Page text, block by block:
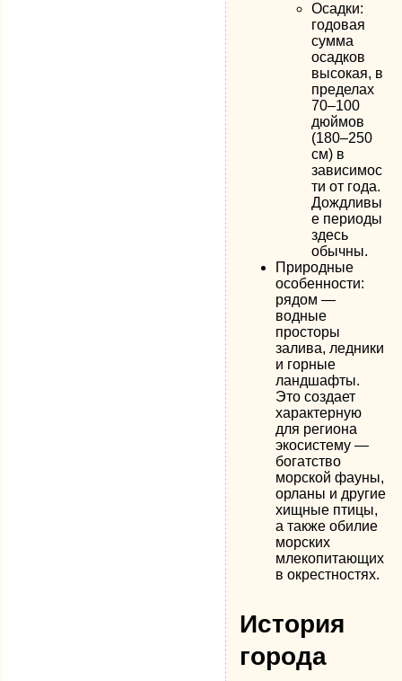
Осадки:
годовая
сумма
осадков
высокая, в
пределах
70–100
дюймов
(180–250
см) в
зависимос
ти от года.
Дождливы
е периоды
здесь
обычны.
Природные
особенности:
рядом —
водные
просторы
залива, ледники
и горные
ландшафты.
Это создает
характерную
для региона
экосистему —
богатство
морской фауны,
орланы и другие
хищные птицы,
а также обилие
морских
млекопитающих
в окрестностях.
История
города